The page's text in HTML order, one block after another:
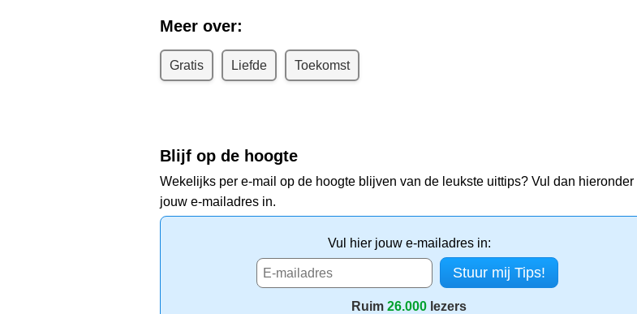
Meer over:
Gratis Liefde Toekomst
Blijf op de hoogte
Wekelijks per e-mail op de hoogte blijven van de leukste uittips? Vul dan hieronder
jouw e-mailadres in.
Vul hier jouw e-mailadres in:
Ruim 26.000 lezers